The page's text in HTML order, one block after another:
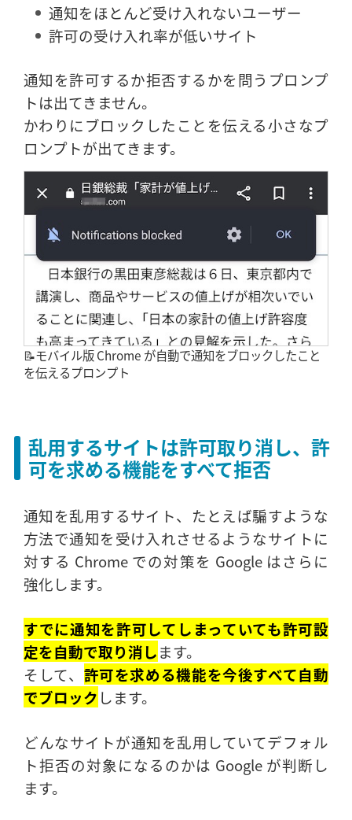
通知をほとんど受け入れないユーザー
許可の受け入れ率が低いサイト
通知を許可するか拒否するかを問うプロンプ
トは出てきません。
かわりにブロックしたことを伝える小さなプ
ロンプトが出てきます。
📝モバイル版 Chrome が自動で通知をブロックしたこと
を伝えるプロンプト
乱用するサイトは許可取り消し、許
可を求める機能をすべて拒否
通知を乱用するサイト、たとえば騙すような
方法で通知を受け入れさせるようなサイトに
対する Chrome での対策を Google はさらに
強化します。
すでに通知を許可してしまっていても許可設
定を自動で取り消します。
そして、 許可を求める機能を今後すべて自動
でブロック します。
どんなサイトが通知を乱用していてデフォル
ト拒否の対象になるのかは Google が判断し
ます。